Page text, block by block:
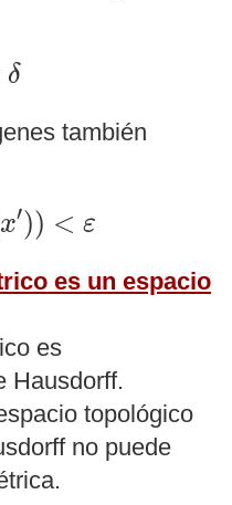
δ
también
x′)) < ε
′))<
es un espacio
es
Hausdorff.
topológico
no puede